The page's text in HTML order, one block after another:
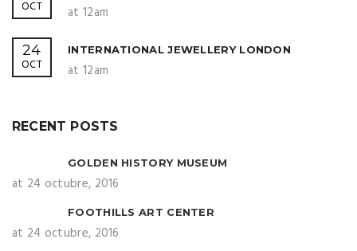
OCT at 12am
24
OCT
INTERNATIONAL JEWELLERY LONDON
at 12am
RECENT POSTS
GOLDEN HISTORY MUSEUM
at 24 octubre, 2016
FOOTHILLS ART CENTER
at 24 octubre, 2016